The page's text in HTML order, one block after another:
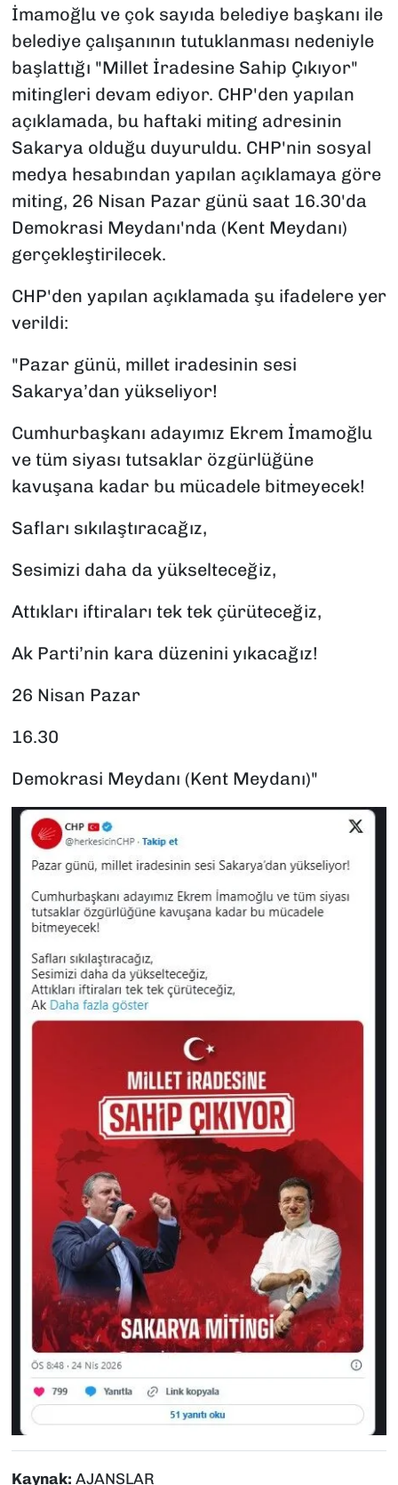
İmamoğlu ve çok sayıda belediye başkanı ile
belediye çalışanının tutuklanması nedeniyle
başlattığı "Millet İradesine Sahip Çıkıyor"
mitingleri devam ediyor. CHP'den yapılan
açıklamada, bu haftaki miting adresinin
Sakarya olduğu duyuruldu. CHP'nin sosyal
medya hesabından yapılan açıklamaya göre
miting, 26 Nisan Pazar günü saat 16.30'da
Demokrasi Meydanı'nda (Kent Meydanı)
gerçekleştirilecek.
CHP'den yapılan açıklamada şu ifadelere yer
verildi:
"Pazar günü, millet iradesinin sesi
Sakarya’dan yükseliyor!
Cumhurbaşkanı adayımız Ekrem İmamoğlu
ve tüm siyası tutsaklar özgürlüğüne
kavuşana kadar bu mücadele bitmeyecek!
Safları sıkılaştıracağız,
Sesimizi daha da yükselteceğiz,
Attıkları iftiraları tek tek çürüteceğiz,
Ak Parti’nin kara düzenini yıkacağız!
26 Nisan Pazar
16.30
Demokrasi Meydanı (Kent Meydanı)"
Kaynak: AJANSLAR